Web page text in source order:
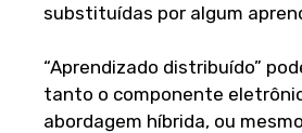
substituídas por algum
“Aprendizado distribuído”
tanto o componente
abordagem híbrida, ou